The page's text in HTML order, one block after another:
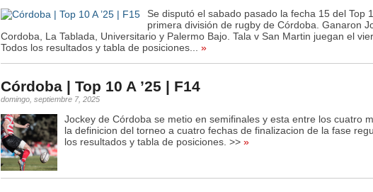
Se disputó el sabado pasado la fecha 15 del Top
primera división de rugby de Córdoba. Ganaron
Cordoba, La Tablada, Universitario y Palermo Bajo. Tala v San Martin juegan el
Todos los resultados y tabla de posiciones...
»
Córdoba | Top 10 A ’25 | F14
domingo, septiembre 7, 2025
Jockey de Córdoba se metio en semifinales y esta entre los cuatro
la definicion del torneo a cuatro fechas de finalizacion de la fase
los resultados y tabla de posiciones. >> »